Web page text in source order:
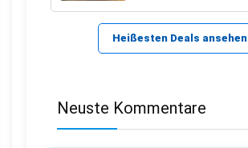
Heißesten Deals ansehen
Neuste Kommentare